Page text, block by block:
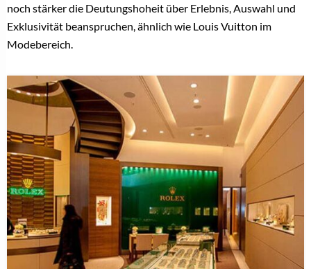
noch stärker die Deutungshoheit über Erlebnis, Auswahl und
Exklusivität beanspruchen, ähnlich wie Louis Vuitton im
Modebereich.